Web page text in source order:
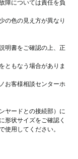
障については責任を負
の色の見え方が異なり
明書をご確認の上、正
ともなう場合がありま
お客様相談センターホ
ヤードとの接続部）に
形状サイズをご確認く
使用してください。